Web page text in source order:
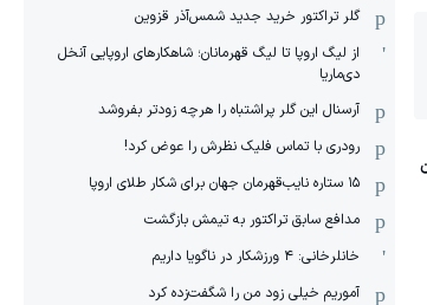
گلر تراکتور خرید جدید شمس‌آذر قزوین
از لیگ اروپا تا لیگ قهرمانان؛ شاهکارهای اروپایی آنخل
دی‌ماریا
آرسنال این گلر پراشتباه را هرچه زودتر بفروشد
رودری با تماس فلیک نظرش را عوض کرد!
١۵ ستاره نایب‌قهرمان جهان برای شکار طلای اروپا
مدافع سابق تراکتور به تیمش بازگشت
خانلرخانی: ۴ ورزشکار در ناگویا داریم
آموریم خیلی زود من را شگفت‌زده کرد